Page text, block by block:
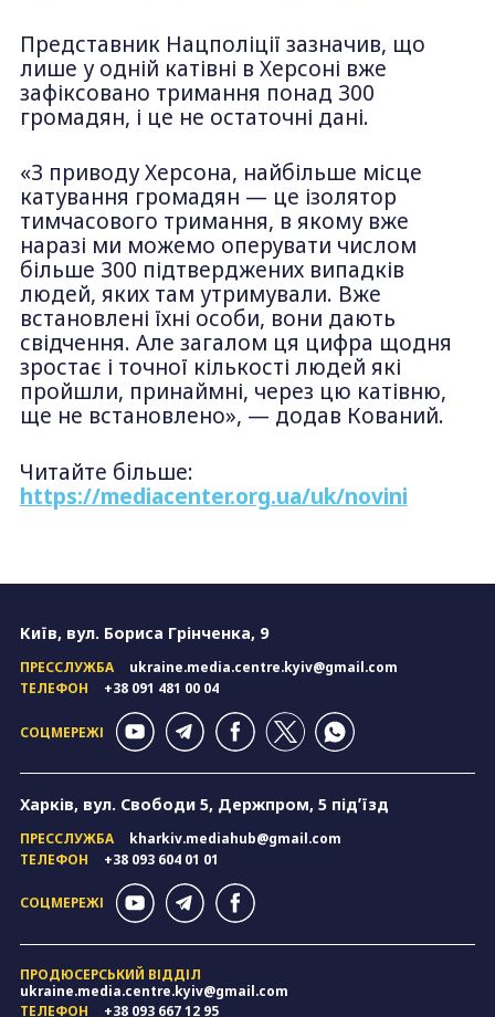
Представник Нацполіції зазначив, що
лише у одній катівні в Херсоні вже
зафіксовано тримання понад 300
громадян, і це не остаточні дані.
«З приводу Херсона, найбільше місце
катування громадян — це ізолятор
тимчасового тримання, в якому вже
наразі ми можемо оперувати числом
більше 300 підтверджених випадків
людей, яких там утримували. Вже
встановлені їхні особи, вони дають
свідчення. Але загалом ця цифра щодня
зростає і точної кількості людей які
пройшли, принаймні, через цю катівню,
ще не встановлено», — додав Кований.
Читайте більше:
https://mediacenter.org.ua/uk/novini
Київ, вул. Бориса Грінченка, 9
ПРЕССЛУЖБА
ukraine.media.centre.kyiv@gmail.com
ТЕЛЕФОН
+38 091 481 00 04
СОЦМЕРЕЖІ
Харків, вул. Свободи 5, Держпром, 5 підʼїзд
ПРЕССЛУЖБА
kharkiv.mediahub@gmail.com
ТЕЛЕФОН
+38 093 604 01 01
СОЦМЕРЕЖІ
ПРОДЮСЕРСЬКИЙ ВІДДІЛ
ukraine.media.centre.kyiv@gmail.com
ТЕЛЕФОН
+38 093 667 12 95